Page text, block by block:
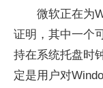
微软正在为
证明，其中一个
持在系统托盘时
定是用户对